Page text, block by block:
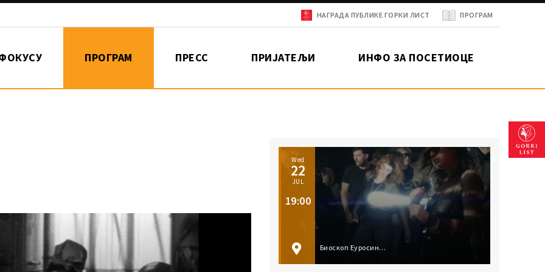
НАГРАДА ПУБЛИКЕ ГОРКИ ЛИСТ ПРОГРАМ
ПРОГРАМ ПРЕСС ПРИЈАТЕЉИ ИНФО ЗА ПОСЕТИОЦЕ
Wed
22
JUL
19:00
Биоскоп Еуросинема, Суботица